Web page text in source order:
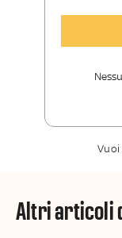
Vuoi
Altri articoli